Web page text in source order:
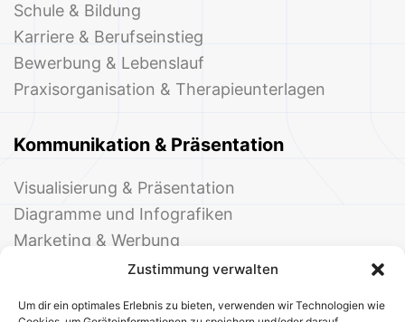
Zustimmung verwalten
Um dir ein optimales Erlebnis zu bieten, verwenden wir Technologien wie
Schule & Bildung
Karriere & Berufseinstieg
Bewerbung & Lebenslauf
Praxisorganisation & Therapieunterlagen
Kommunikation & Präsentation
Visualisierung & Präsentation
Diagramme und Infografiken
Marketing & Werbung
Events & Einladungen